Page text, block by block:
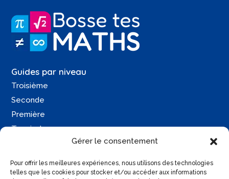
Gérer le consentement
Pour offrir les meilleures expériences, nous utilisons des technologies
telles que les cookies pour stocker et/ou accéder aux informations
Guides par niveau
Troisième
Seconde
Première
Terminale
Contactez-moi